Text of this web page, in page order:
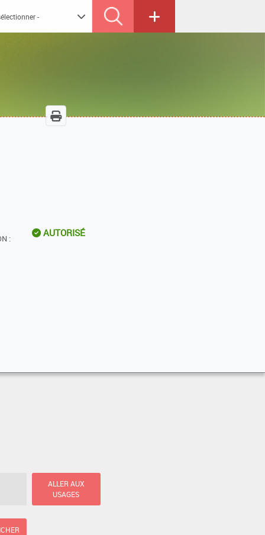
:
AUTORISÉ
ALLER AUX
USAGES